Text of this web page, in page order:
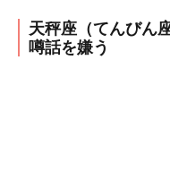
天秤座（てんびん
噂話を嫌う